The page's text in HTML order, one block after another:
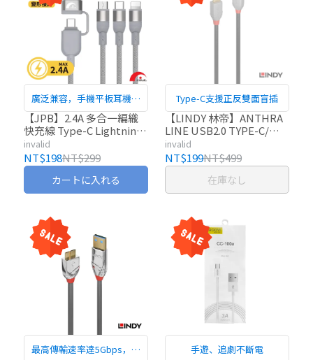
廣泛兼容，手機平板耳機皆
適用
【JPB】2.4A 多合一編織
快充線 Type-C Lightning
Micro USB 多合一 編織線
快充線 充電線 數據線
invalid
NT$198NT$299
カートに入れる
Type-C支援正反雙面盲插
【LINDY 林帝】ANTHRA
LINE USB2.0 TYPE-C/公
TO MICRO-B/公 傳輸線
invalid
NT$199NT$499
在庫なし
最高傳輸速率達5Gbps，向
手遊、追劇不斷電